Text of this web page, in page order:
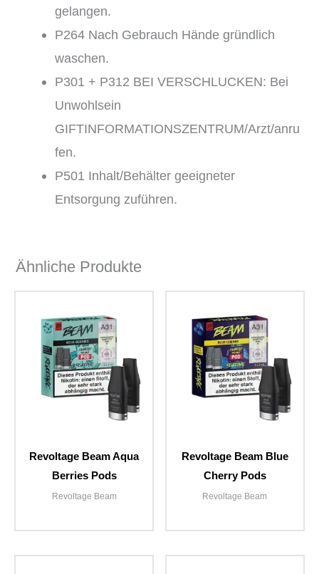
gelangen.
P264 Nach Gebrauch Hände gründlich
waschen.
P301 + P312 BEI VERSCHLUCKEN: Bei
Unwohlsein
GIFTINFORMATIONSZENTRUM/Arzt/anru
fen.
P501 Inhalt/Behälter geeigneter
Entsorgung zuführen.
Ähnliche Produkte
Revoltage Beam Aqua
Berries Pods
Revoltage Beam
Revoltage Beam Blue
Cherry Pods
Revoltage Beam